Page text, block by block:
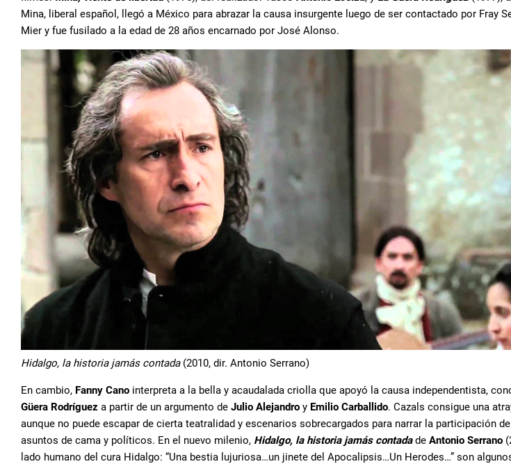
Mina, liberal español, llegó a México para abrazar la causa insurgente luego de ser contactado por Fray
Mier y fue fusilado a la edad de 28 años encarnado por José Alonso.
Hidalgo, la historia jamás contada (2010, dir. Antonio Serrano)
En cambio, Fanny Cano interpreta a la bella y acaudalada criolla que apoyó la causa independentista,
Güera Rodríguez a partir de un argumento de Julio Alejandro y Emilio Carballido. Cazals consigue una
aunque no puede escapar de cierta teatralidad y escenarios sobrecargados para narrar la participación
asuntos de cama y políticos. En el nuevo milenio, Hidalgo, la historia jamás contadade Antonio Serrano
lado humano del cura Hidalgo: “Una bestia lujuriosa…un jinete del Apocalipsis…Un Herodes…” son